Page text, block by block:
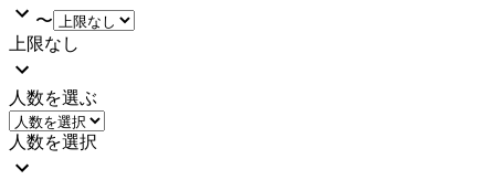
〜
上限なし
人数を選ぶ
人数を選択